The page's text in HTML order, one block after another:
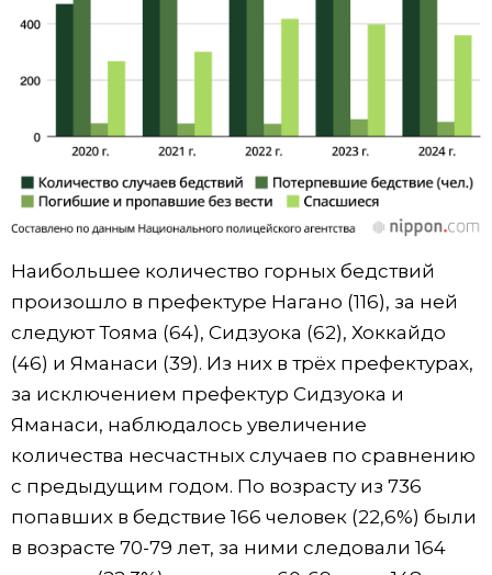
Наибольшее количество горных бедствий
произошло в префектуре Нагано (116), за ней
следуют Тояма (64), Сидзуока (62), Хоккайдо
(46) и Яманаси (39). Из них в трёх префектурах,
за исключением префектур Сидзуока и
Яманаси, наблюдалось увеличение
количества несчастных случаев по сравнению
с предыдущим годом. По возрасту из 736
попавших в бедствие 166 человек (22,6%) были
в возрасте 70-79 лет, за ними следовали 164